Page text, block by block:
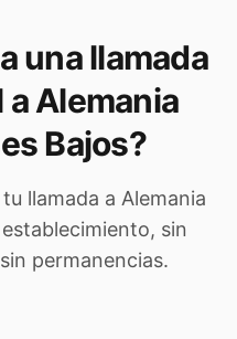
una llamada
aAlemania
Bajos?
llamada a Alemania
sin
permanencias.